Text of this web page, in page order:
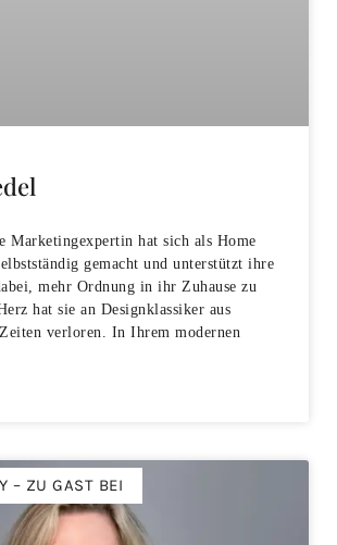
Marketingexpertin hat sich als Home
gemacht und unterstützt ihre
mehr Ordnung in ihr Zuhause zu
hat sie an Designklassiker aus
verloren. In Ihrem modernen
– ZU GAST BEI